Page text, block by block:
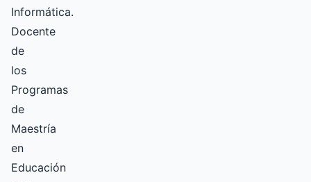
Informática.
Docente
de
los
Programas
de
Maestría
en
Educación